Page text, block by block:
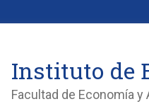
Instituto de
Facultad de Economía y